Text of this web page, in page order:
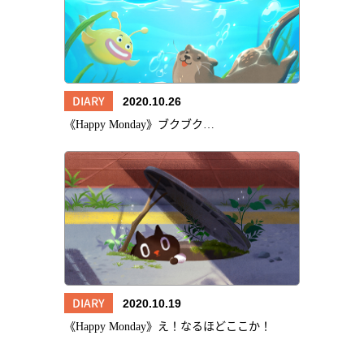
DIARY 2020.10.26
《Happy Monday》ブクブク…
DIARY 2020.10.19
《Happy Monday》え！なるほどここか！